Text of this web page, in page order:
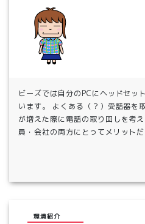
ビーズでは自分のPCにヘッドセッ
います。 よくある（？）受話器を
が増えた際に電話の取り回しを考
員・会社の両方にとってメリット
環境紹介